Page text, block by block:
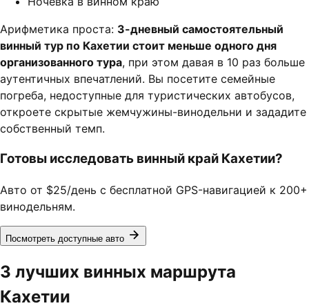
Арифметика проста: 3-дневный самостоятельный
винный тур по Кахетии стоит меньше одного дня
организованного тура, при этом давая в 10 раз больше
аутентичных впечатлений. Вы посетите семейные
погреба, недоступные для туристических автобусов,
откроете скрытые жемчужины-винодельни и зададите
собственный темп.
Готовы исследовать винный край Кахетии?
Авто от $25/день с бесплатной GPS-навигацией к 200+
винодельням.
Посмотреть доступные авто
3 лучших винных маршрута
Кахетии